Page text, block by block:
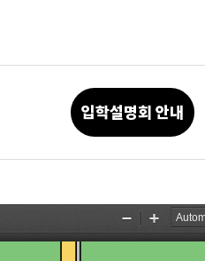
입학설명회 안내